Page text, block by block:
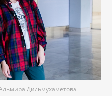
Дильмухаметова